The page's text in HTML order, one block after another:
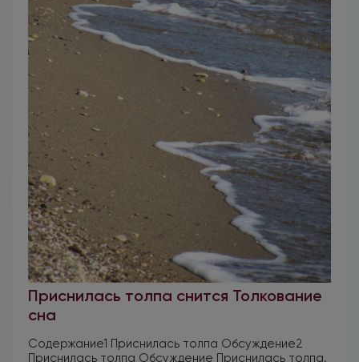
Приснилась толпа снится Толкование
сна
Содержание1 Приснилась толпа Обсуждение2
Приснилась толпа Обсуждение Приснилась толпа.